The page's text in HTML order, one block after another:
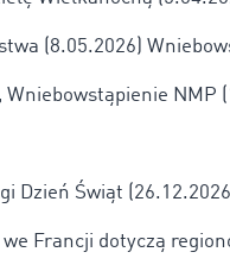
(8.05.2026)
NMP
Dzień Świąt
Francji dotyczą